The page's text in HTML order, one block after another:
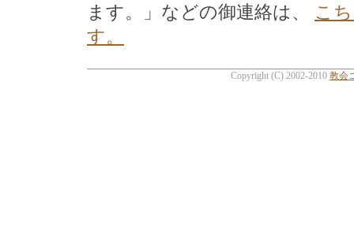
ます。」などの御連絡は、 こ
す。
Copyright (C) 2002-2010 教会